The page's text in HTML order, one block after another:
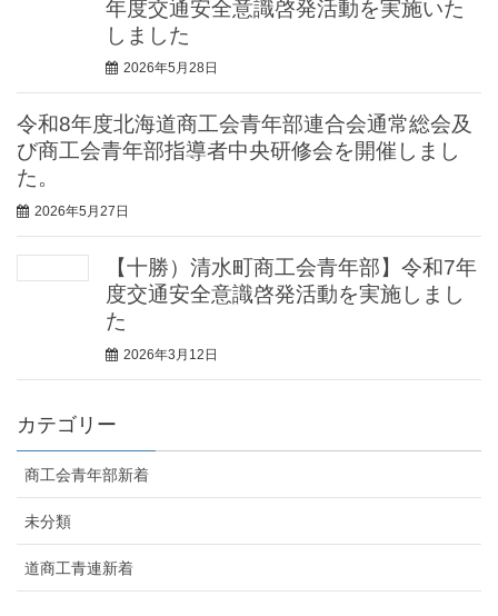
年度交通安全意識啓発活動を実施いた
しました
2026年5月28日
令和8年度北海道商工会青年部連合会通常総会及
び商工会青年部指導者中央研修会を開催しまし
た。
2026年5月27日
【十勝）清水町商工会青年部】令和7年
度交通安全意識啓発活動を実施しまし
た
2026年3月12日
カテゴリー
商工会青年部新着
未分類
道商工青連新着